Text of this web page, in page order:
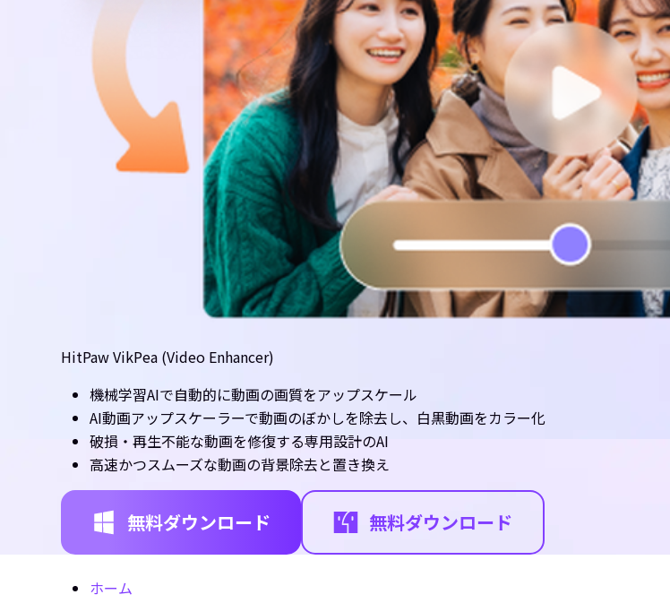
HitPaw VikPea (Video Enhancer)
機械学習AIで自動的に動画の画質をアップスケール
AI動画アップスケーラーで動画のぼかしを除去し、白黒動画をカラー化
破損・再生不能な動画を修復する専用設計のAI
高速かつスムーズな動画の背景除去と置き換え
無料ダウンロード 無料ダウンロード
ホーム